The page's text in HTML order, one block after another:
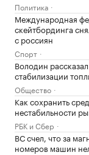
Политика
Международная
скейтбординга
с россиян
Спорт
Володин
стабилизации
Общество
Как сохранить
нестабильности
РБК и Сбер
ВС счел, что за
номеров машин